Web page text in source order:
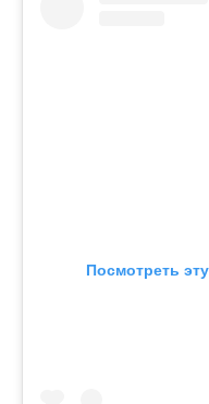
Посмотреть